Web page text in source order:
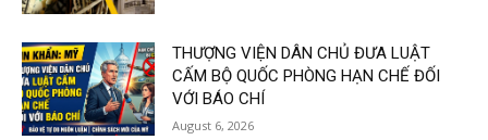
THƯỢNG VIỆN DÂN CHỦ ĐƯA LUẬT
CẤM BỘ QUỐC PHÒNG HẠN CHẾ ĐỐI
VỚI BÁO CHÍ
August 6, 2026